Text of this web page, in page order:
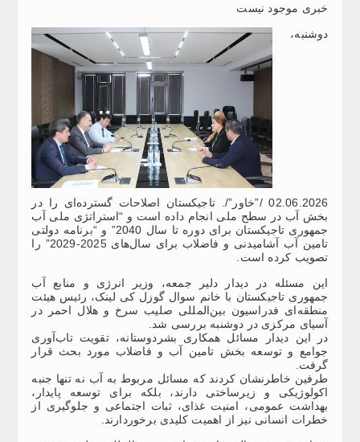
خبری موجود نیست
دوشنبه،
02.06.2026 /”خاور”/. تاجیکستان اصلاحات گسترده‌ای را در
بخش آب در سطح ملی انجام داده است و “استراتژی ملی آب
جمهوری تاجیکستان برای دوره تا سال 2040” و “برنامه دولتی
تامین آب آشامیدنی و فاضلاب برای سال‌های 2025-2029” را
تصویب کرده است.
این مسئله در دیدار دلیر جمعه، وزیر انرژی و منابع آب
جمهوری تاجیکستان با خانم سوال گوزل کی لینک، رئیس هیئت
منطقه‌ای فدراسیون بین‌المللی صلیب سرخ و هلال احمر در
آسیای مرکزی در دوشنبه بررسی شد.
در این دیدار مسائل همکاری بشردوستانه، تقویت تاب‌آوری
جوامع و توسعه بخش تامین آب و فاضلاب مورد بحث قرار
گرفت.
طرفین خاطرنشان کردند که مسائل مربوط به آب نه تنها جنبه
اکولوژیکی و زیرساختی دارند، بلکه برای توسعه پایدار،
بهداشت عمومی، امنیت غذای، ثبات اجتماعی و جلوگیری از
خطرات انسانی نیز از اهمیت کلیدی برخوردارند.